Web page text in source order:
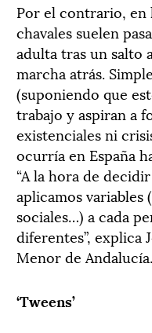
Por el contrario, en
chavales suelen
adulta tras un salto
marcha atrás.
(suponiendo que
trabajo y aspiran a
existenciales ni
ocurría en España
“A la hora de
aplicamos variables
sociales…) a cada
diferentes”, explica
Menor de Andalucía.
‘Tweens’